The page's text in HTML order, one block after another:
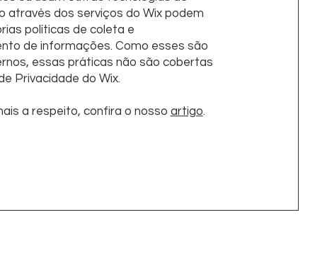
através dos serviços do Wix podem
políticas de coleta e
de informações. Como esses são
essas práticas não são cobertas
Privacidade do Wix.
a respeito, confira o nosso artigo.